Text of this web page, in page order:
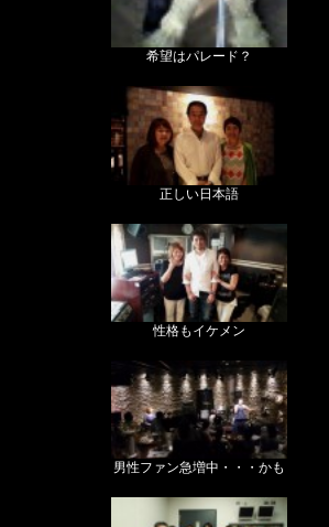
希望はパレード？
正しい日本語
性格もイケメン
男性ファン急増中・・・かも